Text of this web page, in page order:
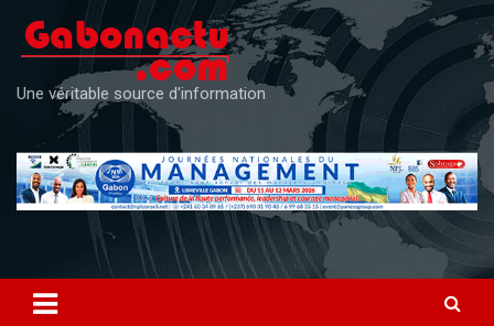
content
Une véritable source d'information